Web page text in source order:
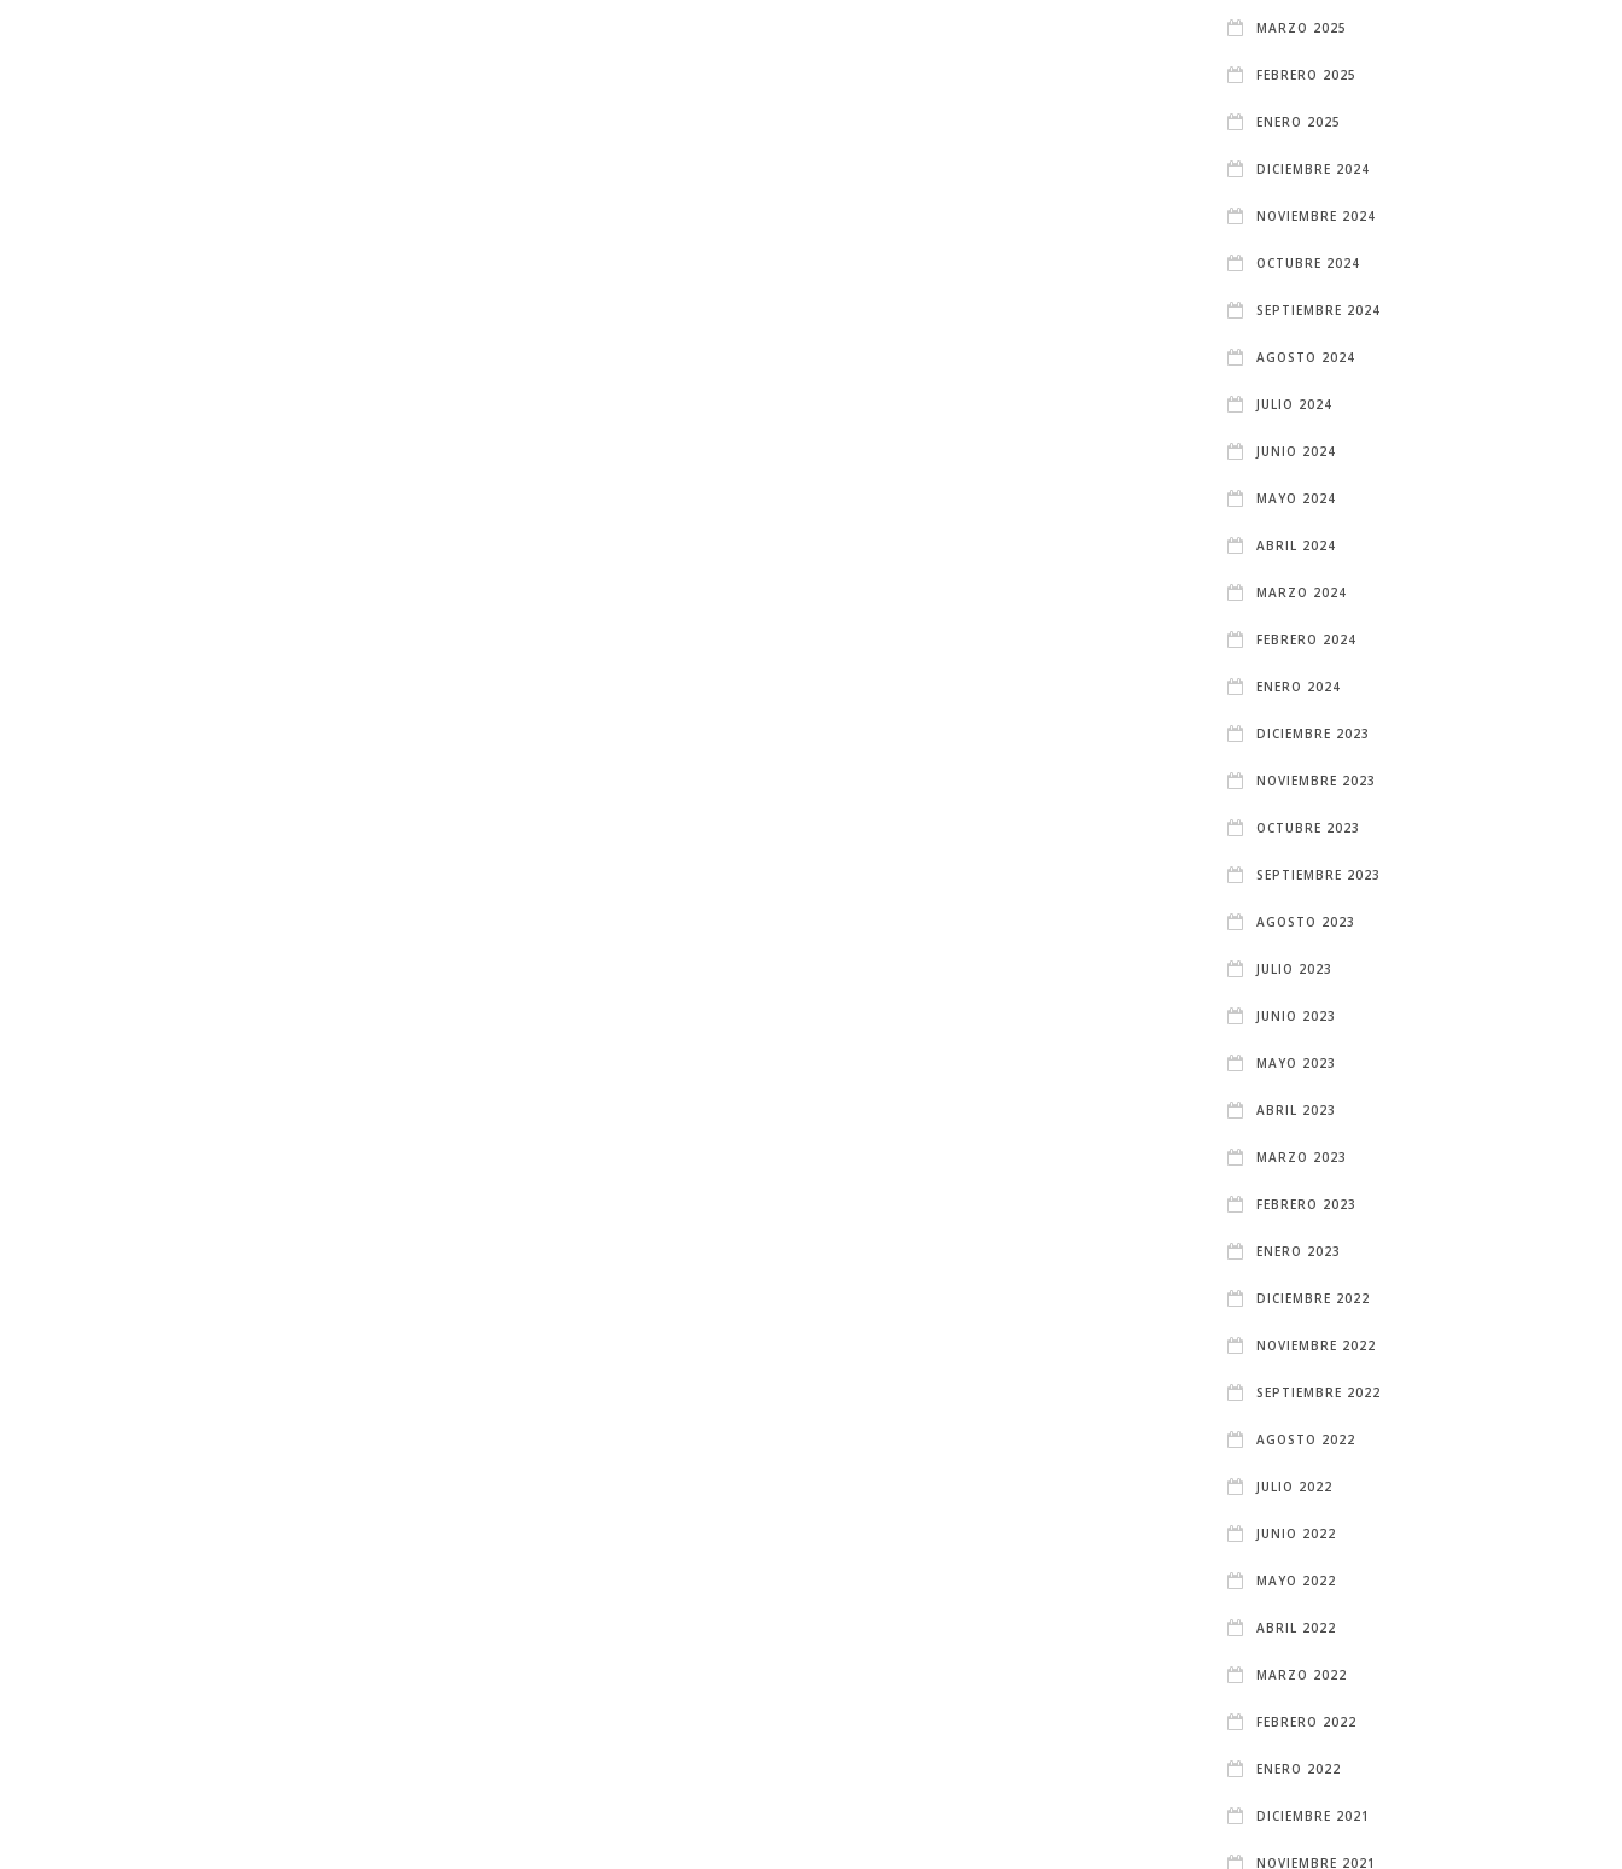
MARZO 2025
FEBRERO 2025
ENERO 2025
DICIEMBRE 2024
NOVIEMBRE 2024
OCTUBRE 2024
SEPTIEMBRE 2024
AGOSTO 2024
JULIO 2024
JUNIO 2024
MAYO 2024
ABRIL 2024
MARZO 2024
FEBRERO 2024
ENERO 2024
DICIEMBRE 2023
NOVIEMBRE 2023
OCTUBRE 2023
SEPTIEMBRE 2023
AGOSTO 2023
JULIO 2023
JUNIO 2023
MAYO 2023
ABRIL 2023
MARZO 2023
FEBRERO 2023
ENERO 2023
DICIEMBRE 2022
NOVIEMBRE 2022
SEPTIEMBRE 2022
AGOSTO 2022
JULIO 2022
JUNIO 2022
MAYO 2022
ABRIL 2022
MARZO 2022
FEBRERO 2022
ENERO 2022
DICIEMBRE 2021
NOVIEMBRE 2021